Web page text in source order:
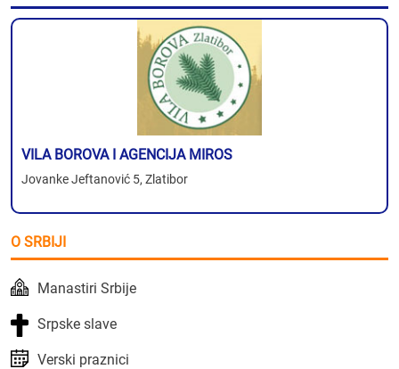
VILA BOROVA I AGENCIJA MIROS
Jovanke Jeftanović 5, Zlatibor
O SRBIJI
Manastiri Srbije
Srpske slave
Verski praznici